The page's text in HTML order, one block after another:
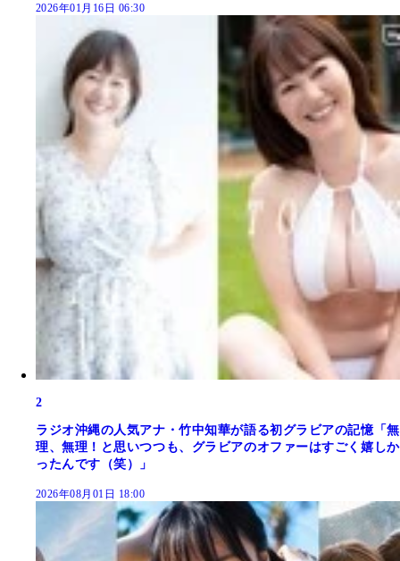
2026年01月16日 06:30
2
ラジオ沖縄の人気アナ・竹中知華が語る初グラビアの記憶「無
理、無理！と思いつつも、グラビアのオファーはすごく嬉しか
ったんです（笑）」
2026年08月01日 18:00